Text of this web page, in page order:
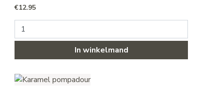
€12.95
Aardbeien pompadour aantal
In winkelmand